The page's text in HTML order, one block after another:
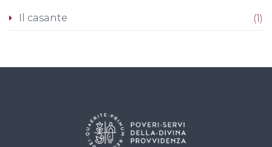
Il casante (1)